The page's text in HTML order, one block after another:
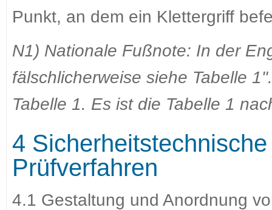
Punkt, an dem ein Klettergriff
N1) Nationale Fußnote: In der
fälschlicherweise siehe Tabelle
Tabelle 1. Es ist die Tabelle 1
4
Prüfverfahren
4.1 Gestaltung und Anordnung